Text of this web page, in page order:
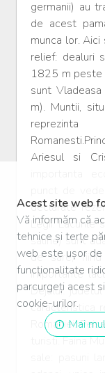
germanii) au
de acest
munca lor.
relief: dealuri
1825 m peste
sunt
m). Muntii,
Ariesul si
declarate
Legii. Lacurile
saline) sunt
de sare, fiind
importante
Dejului.
caracteristica
Romaniei.
turisti. Faina
Acest site web
Vă informăm că
tehnice și terțe
web este ușor de
funcționalitate
parcurgeți acest
cookie-urilor.
Mai